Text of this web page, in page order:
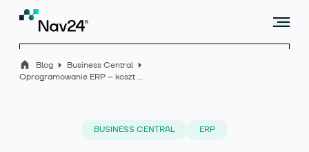
Blog
Business Central
Oprogramowanie ERP – koszt czy inwestycja?
BUSINESS CENTRAL ERP